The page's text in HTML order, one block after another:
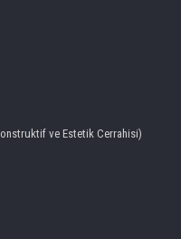
ve Estetik Cerrahisi)